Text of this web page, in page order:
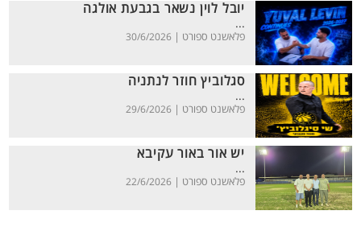
יובל לוין נשאר בגבעת אולגה
...
פלאשנט ספורט | 30/6/2026
סגלוביץ חוזר לנתניה
...
פלאשנט ספורט | 29/6/2026
יש אור באור עקיבא
...
פלאשנט ספורט | 22/6/2026